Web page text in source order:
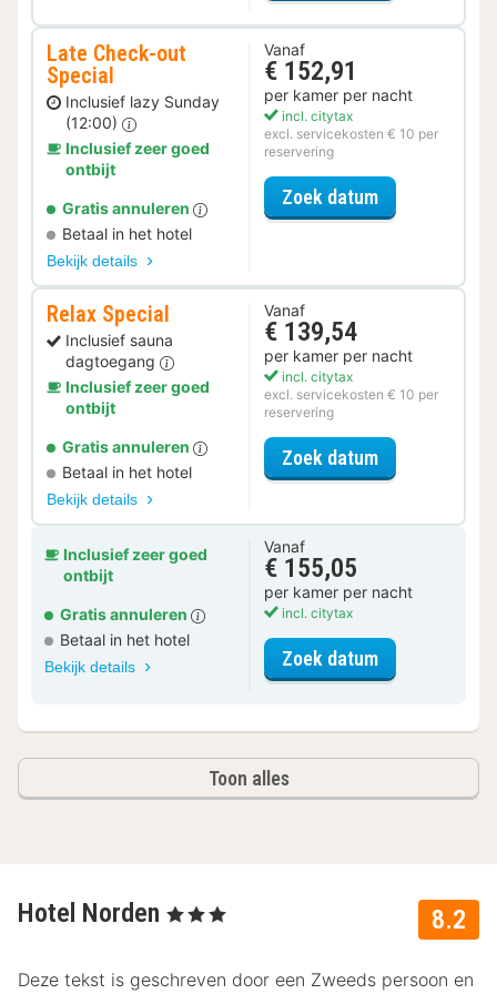
Late Check-out
Special
Inclusief lazy Sunday
(12:00)
Inclusief zeer goed
ontbijt
Gratis annuleren
Betaal in het hotel
Bekijk details
Vanaf
€ 152,91
per kamer per nacht
incl. citytax
excl. servicekosten € 10 per
reservering
Zoek datumvoor Late
Relax Special
Inclusief sauna
dagtoegang
Inclusief zeer goed
ontbijt
Gratis annuleren
Betaal in het hotel
Bekijk details
Vanaf
€ 139,54
per kamer per nacht
incl. citytax
excl. servicekosten € 10 per
reservering
Zoek datumvoor Relax
Inclusief zeer goed
ontbijt
Gratis annuleren
Betaal in het hotel
Bekijk details
Vanaf
€ 155,05
per kamer per nacht
incl. citytax
Zoek datumvoor Twin
Toon alles
8.2
Hotel Norden , 3 Sterren
Deze tekst is geschreven door een Zweeds persoon en